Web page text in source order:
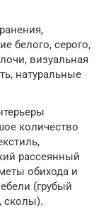
белого, серого,
визуальная
натуральные
количество
рассеянный
обихода и
(грубый
сколы).